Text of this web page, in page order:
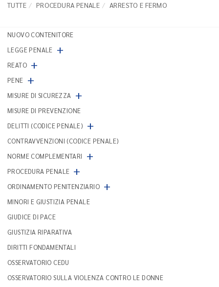
TUTTE PROCEDURA PENALE ARRESTO E FERMO
NUOVO CONTENITORE
LEGGE PENALE +
REATO +
PENE +
MISURE DI SICUREZZA +
MISURE DI PREVENZIONE
DELITTI (CODICE PENALE) +
CONTRAVVENZIONI (CODICE PENALE)
NORME COMPLEMENTARI
+
PROCEDURA PENALE +
ORDINAMENTO PENITENZIARIO +
MINORI E GIUSTIZIA PENALE
GIUDICE DI PACE
GIUSTIZIA RIPARATIVA
DIRITTI FONDAMENTALI
OSSERVATORIO CEDU
OSSERVATORIO SULLA VIOLENZA CONTRO LE DONNE